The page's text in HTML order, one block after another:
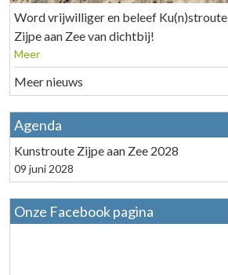
Word vrijwilliger en beleef Ku(n)stroute
Zijpe aan Zee van dichtbij!
Meer
Meer nieuws
Agenda
Kunstroute Zijpe aan Zee 2028
09 juni 2028
Onze Facebook pagina